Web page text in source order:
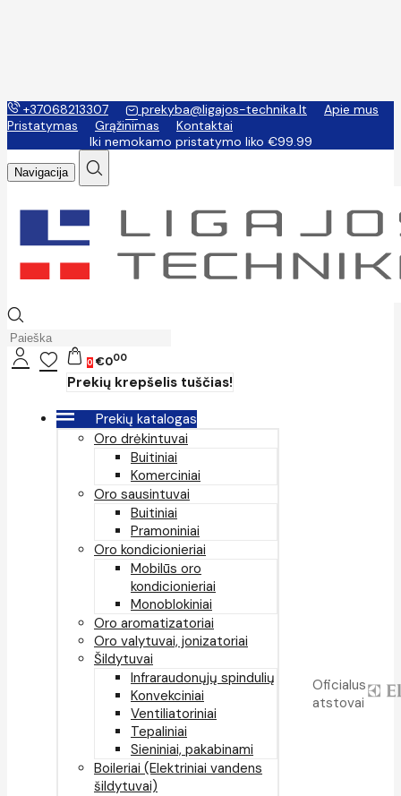
+37068213307 prekyba@ligajos-technika.lt
Apie mus
Pristatymas
Grąžinimas
Kontaktai
Iki nemokamo pristatymo liko €99.99
Navigacija
0 €000
Prekių krepšelis tuščias!
Prekių katalogas
Oro drėkintuvai
Buitiniai
Komerciniai
Oro sausintuvai
Buitiniai
Pramoniniai
Oro kondicionieriai
Mobilūs oro
kondicionieriai
Monoblokiniai
Oro aromatizatoriai
Oro valytuvai, jonizatoriai
Šildytuvai
Infraraudonųjų spindulių
Konvekciniai
Ventiliatoriniai
Tepaliniai
Sieniniai, pakabinami
Boileriai (Elektriniai vandens
šildytuvai)
Oficialus
atstovai